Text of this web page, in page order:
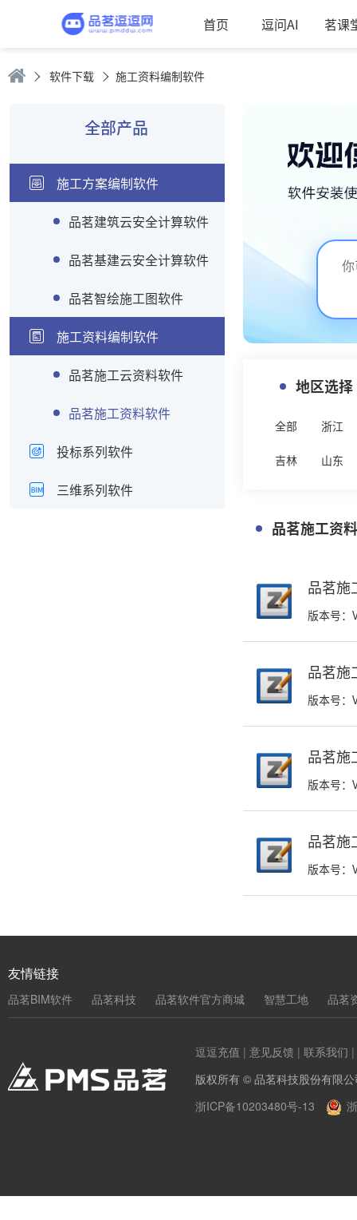
首页 逗问AI 茗课
软件下载 施工资料编制软件
全部产品
施工方案编制软件
品茗建筑云安全计算软件
品茗基建云安全计算软件
品茗智绘施工图软件
施工资料编制软件
品茗施工云资料软件
品茗施工资料软件
投标系列软件
三维系列软件
地区选择
全部 浙江
吉林 山东
品茗施工资
品茗施
版本号：
品茗施
版本号：
品茗施
版本号：
品茗施
版本号：
友情链接
品茗BIM软件 品茗科技 品茗软件官方商城 智慧工地 品茗
逗逗充值 | 意见反馈 | 联系我们 |
版权所有 © 品茗科技股份有限
浙ICP备10203480号-13